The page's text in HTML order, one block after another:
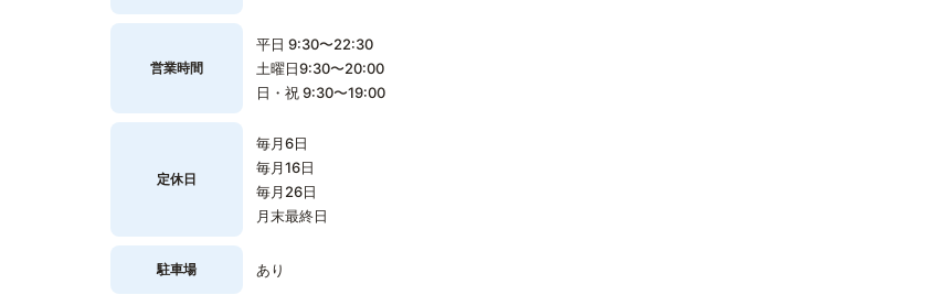
営業時間
平日 9:30〜22:30
土曜日9:30〜20:00
日・祝 9:30〜19:00
定休日
毎月6日
毎月16日
毎月26日
月末最終日
駐車場 あり